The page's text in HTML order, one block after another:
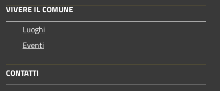
VIVERE IL COMUNE
Luoghi
Eventi
CONTATTI